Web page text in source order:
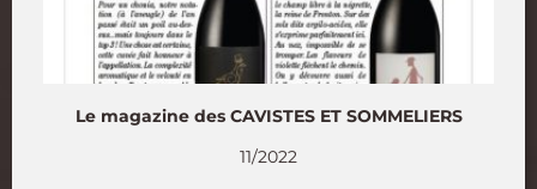
Le magazine des CAVISTES ET SOMMELIERS
11/2022